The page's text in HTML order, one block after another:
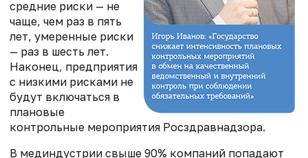
средние риски — не
чаще, чем раз в пять
лет, умеренные риски
— раз в шесть лет.
Наконец, предприятия
с низкими рисками не
будут включаться в
плановые
контрольные мероприятия Росздравнадзора.
В мединдустрии свыше 90% компаний попадают